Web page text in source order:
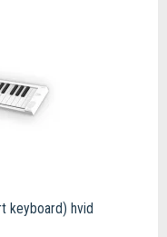
keyboard) hvid